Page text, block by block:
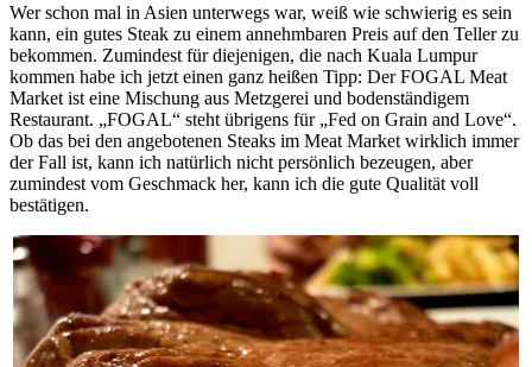
Wer schon mal in Asien unterwegs war, weiß wie schwierig es sein
kann, ein gutes Steak zu einem annehmbaren Preis auf den Teller zu
bekommen. Zumindest für diejenigen, die nach Kuala Lumpur
kommen habe ich jetzt einen ganz heißen Tipp: Der FOGAL Meat
Market ist eine Mischung aus Metzgerei und bodenständigem
Restaurant. „FOGAL“ steht übrigens für „Fed on Grain and Love“.
Ob das bei den angebotenen Steaks im Meat Market wirklich immer
der Fall ist, kann ich natürlich nicht persönlich bezeugen, aber
zumindest vom Geschmack her, kann ich die gute Qualität voll
bestätigen.